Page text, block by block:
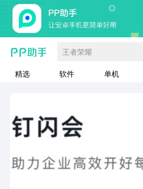
王者荣耀
精选 软件 单机